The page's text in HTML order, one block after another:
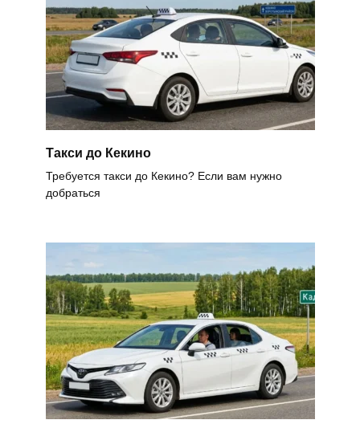
Такси до Кекино
Требуется такси до Кекино? Если вам нужно
добраться